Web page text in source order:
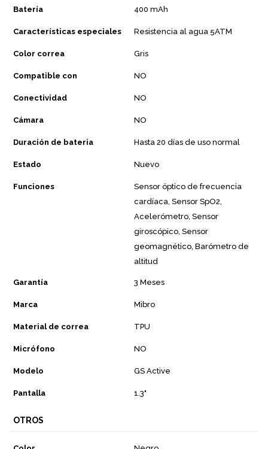
Batería 400 mAh
Características especiales Resistencia al agua 5ATM
Color correa Gris
Compatible con NO
Conectividad NO
Cámara NO
Duración de bateria Hasta 20 días de uso normal
Estado Nuevo
Funciones
Sensor óptico de frecuencia
cardíaca, Sensor SpO2,
Acelerómetro, Sensor
giroscópico, Sensor
geomagnético, Barómetro de
altitud
Garantía 3 Meses
Marca Mibro
Material de correa TPU
Micrófono NO
Modelo GS Active
Pantalla 1.3"
OTROS